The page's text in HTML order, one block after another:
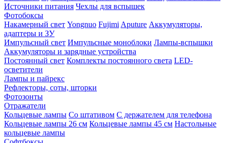
Источники питания Чехлы для вспышек
Фотобоксы
Накамерный свет Yongnuo Fujimi Aputure Аккумуляторы,
адаптеры и ЗУ
Импульсный свет Импульсные моноблоки Лампы-вспышки
Аккумуляторы и зарядные устройства
Постоянный свет Комплекты постоянного света LED-
осветители
Лампы и пайрекс
Рефлекторы, соты, шторки
Фотозонты
Отражатели
Кольцевые лампы Со штативом С держателем для телефона
Кольцевые лампы 26 см Кольцевые лампы 45 см Настольные
кольцевые лампы